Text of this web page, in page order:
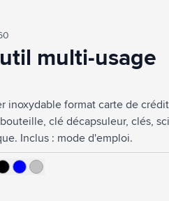
multi-usage
inoxydable format carte de
clé décapsuleur, clés,
Inclus : mode d'emploi.